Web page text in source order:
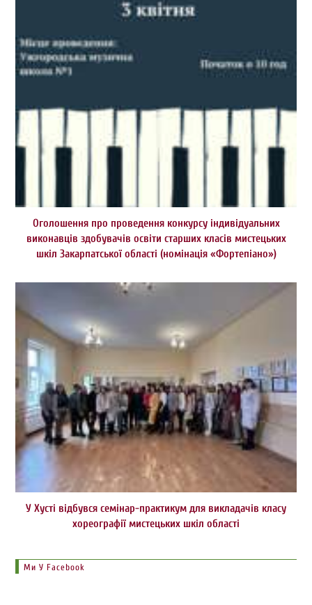
Оголошення про проведення конкурсу індивідуальних
виконавців здобувачів освіти старших класів мистецьких
шкіл Закарпатської області (номінація «Фортепіано»)
У Хусті відбувся семінар-практикум для викладачів класу
хореографії мистецьких шкіл області
Ми У Facebook